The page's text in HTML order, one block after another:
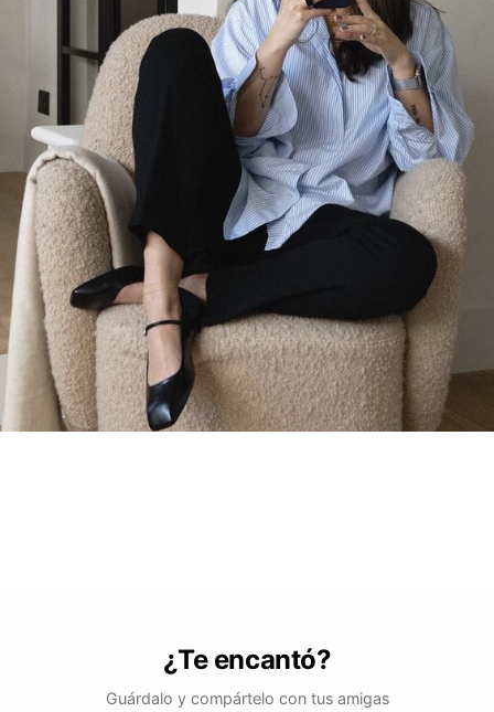
¿Te encantó?
Guárdalo y compártelo con tus amigas